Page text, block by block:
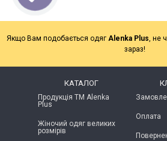
Якщо Вам подобається одяг Alenka Plus, не
зараз!
КАТАЛОГ
Продукція ТМ Alenka
Plus
Жіночий одяг великих
розмірів
Оплата